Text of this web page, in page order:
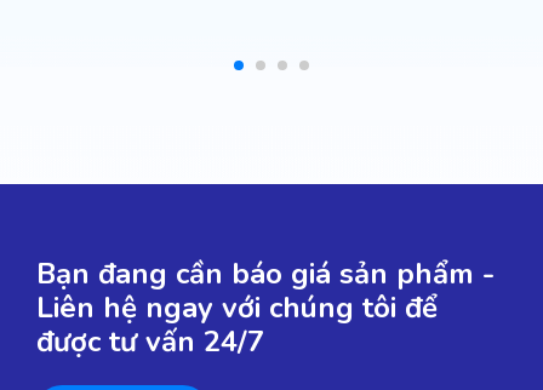
Bạn đang cần báo giá sản phẩm -
Liên hệ ngay với chúng tôi để
được tư vấn 24/7